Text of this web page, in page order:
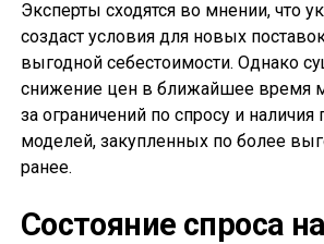
Эксперты сходятся во мнении, что
создаст условия для новых
выгодной себестоимости. Однако
снижение цен в ближайшее время
за ограничений по спросу и наличия
моделей, закупленных по более
ранее.
Состояние спроса на